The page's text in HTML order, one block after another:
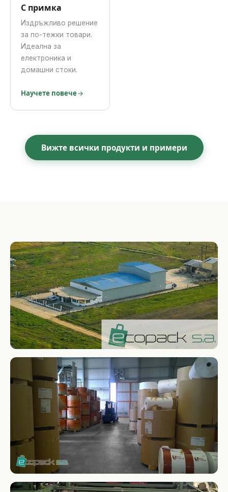
С примка
Издръжливо решение
за по-тежки товари.
Идеална за
електроника и
домашни стоки.
Научете повече
Вижте всички продукти и примери